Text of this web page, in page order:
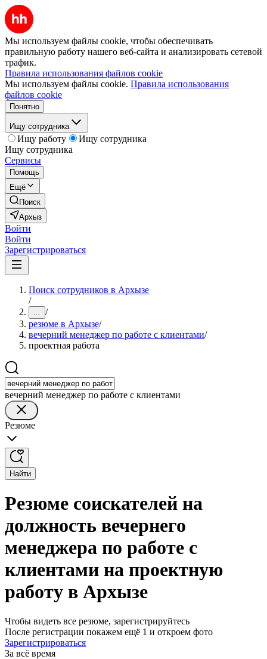
Мы используем файлы cookie, чтобы обеспечивать
правильную работу нашего веб-сайта и анализировать сетевой
трафик.
Правила использования файлов cookie
Мы используем файлы cookie. Правила использования
файлов cookie
Понятно
Ищу сотрудника
Ищу работу
Ищу сотрудника
Ищу сотрудника
Сервисы
Помощь
Ещё
Поиск
Архыз
Войти
Войти
Зарегистрироваться
Поиск сотрудников в Архызе
/
... /
резюме в Архызе/
вечерний менеджер по работе с клиентами/
проектная работа
вечерний менеджер по работе с клиентами
Резюме
Найти
Резюме соискателей на
должность вечернего
менеджера по работе с
клиентами на проектную
работу в Архызе
Чтобы видеть все резюме, зарегистрируйтесь
После регистрации покажем ещё 1 и откроем фото
Зарегистрироваться
За всё время